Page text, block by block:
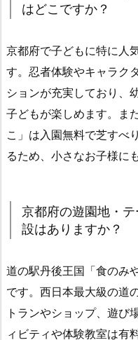
はどこですか？
京都府で子どもに特に人
す。忍者体験やキャラク
ションが充実しており、
子どもが楽しめます。ま
こ」は入園無料で芝すべ
るため、小さなお子様に
京都府の遊園地・
設はありますか？
道の駅丹後王国「食のみ
です。西日本最大級の道
トランやショップ、遊び
ィビティや体験教室は有